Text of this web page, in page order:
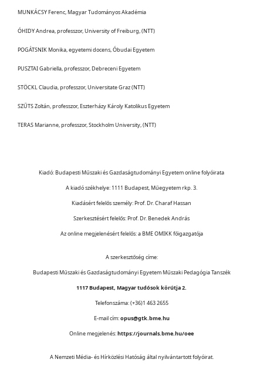
MUNKÁCSY Ferenc, Magyar Tudományos Akadémia
ÓHIDY Andrea, professzor, University of Freiburg, (NTT)
POGÁTSNIK Monika, egyetemi docens, Óbudai Egyetem
PUSZTAI Gabriella, professzor, Debreceni Egyetem
STÖCKL Claudia, professzor, Universitate Graz (NTT)
SZŰTS Zoltán, professzor, Eszterházy Károly Katolikus Egyetem
TERAS Marianne, professzor, Stockholm University, (NTT)
Kiadó: Budapesti Műszaki és Gazdaságtudományi Egyetem online folyóirata
A kiadó székhelye: 1111 Budapest, Műegyetem rkp. 3.
Kiadásért felelős személy: Prof. Dr. Charaf Hassan
Szerkesztésért felelős: Prof. Dr. Benedek András
Az online megjelenésért felelős: a BME OMIKK főigazgatója
A szerkesztőség címe:
Budapesti Műszaki és Gazdaságtudományi Egyetem Műszaki Pedagógia Tanszék
1117 Budapest, Magyar tudósok körútja 2.
Telefonszáma: (+36)1 463 2655
E-mail cím:opus@gtk.bme.hu
Online megjelenés:https://journals.bme.hu/oee
A Nemzeti Média- és Hírközlési Hatóság által nyilvántartott folyóirat.